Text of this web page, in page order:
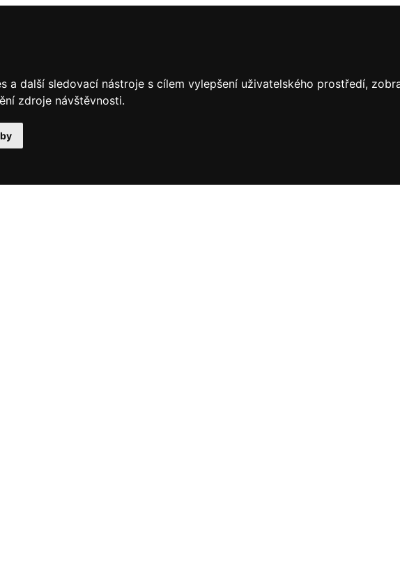
další sledovací nástroje s cílem vylepšení uživatelského prostředí,
zdroje návštěvnosti.